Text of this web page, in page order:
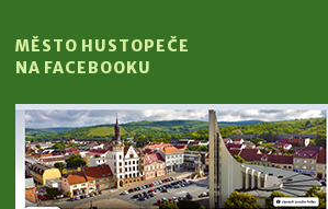
MĚSTO HUSTOPEČE
NA FACEBOOKU